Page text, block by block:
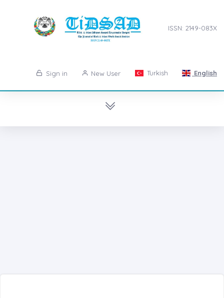
ISSN: 2149-083X
Sign in New User Turkish English